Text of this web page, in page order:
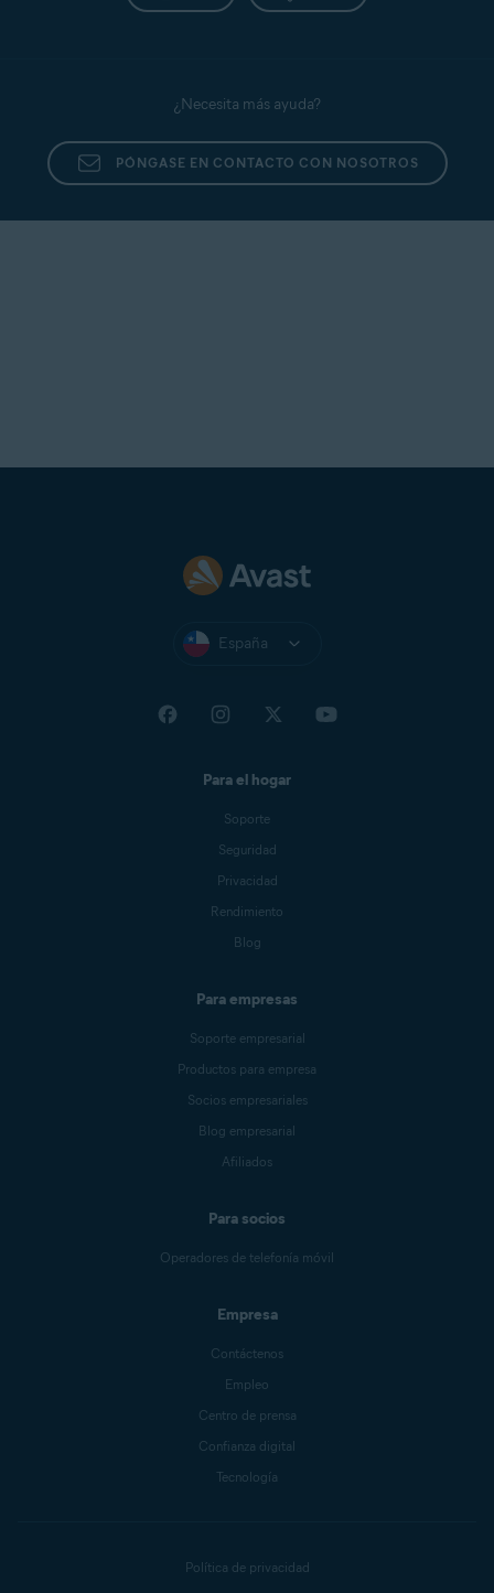
¿Necesita más ayuda?
PÓNGASE EN CONTACTO CON NOSOTROS
España
Para el hogar
Soporte
Seguridad
Privacidad
Rendimiento
Blog
Para empresas
Soporte empresarial
Productos para empresa
Socios empresariales
Blog empresarial
Afiliados
Para socios
Operadores de telefonía móvil
Empresa
Contáctenos
Empleo
Centro de prensa
Confianza digital
Tecnología
Política de privacidad